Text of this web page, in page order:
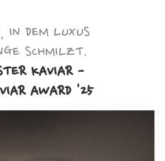
IN DEM LUXUS
SCHMILZT.
KAVIAR -
AWARD '25